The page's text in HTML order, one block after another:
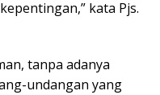
kata Pjs.
tanpa adanya
undangan yang